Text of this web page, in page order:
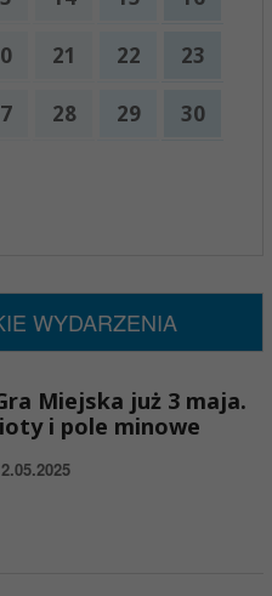
21 22 23
28 29 30
WYDARZENIA
Miejska już 3 maja.
i pole minowe
2.05.2025